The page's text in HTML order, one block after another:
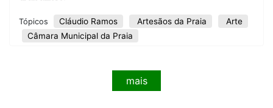
Tópicos Cláudio Ramos Artesãos da Praia
Arte
Câmara Municipal da Praia
mais